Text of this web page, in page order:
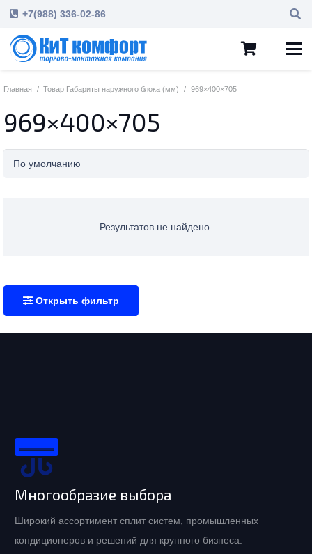
+7(988) 336-02-86
Главная / Товар Габариты наружного блока (мм) / 969×400×705
969×400×705
Результатов не найдено.
Открыть фильтр
Многообразие выбора
Широкий ассортимент сплит систем, промышленных
кондиционеров и решений для крупного бизнеса.